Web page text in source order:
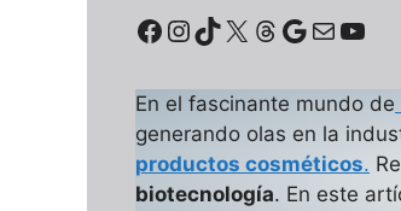
Facebook
Instagram
TikTok
X Threads
Google
Correo
En el fascinante mundo de
generando olas en la
productos cosméticos.
biotecnología. En este